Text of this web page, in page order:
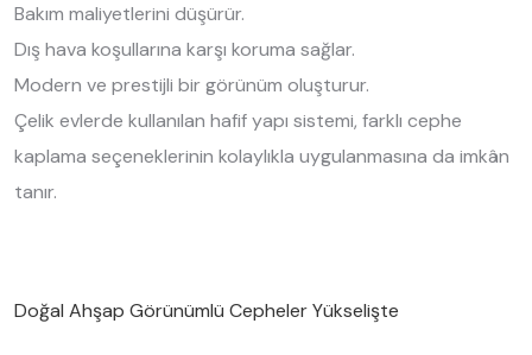
Bakım maliyetlerini düşürür.
Dış hava koşullarına karşı koruma sağlar.
Modern ve prestijli bir görünüm oluşturur.
Çelik evlerde kullanılan hafif yapı sistemi, farklı cephe
kaplama seçeneklerinin kolaylıkla uygulanmasına da imkân
tanır.
Doğal Ahşap Görünümlü Cepheler Yükselişte